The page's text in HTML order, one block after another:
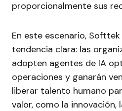
proporcionalmente sus
En este escenario,
tendencia clara: las
adopten agentes de IA
operaciones y ganarán
liberar talento humano
valor, como la innovación,